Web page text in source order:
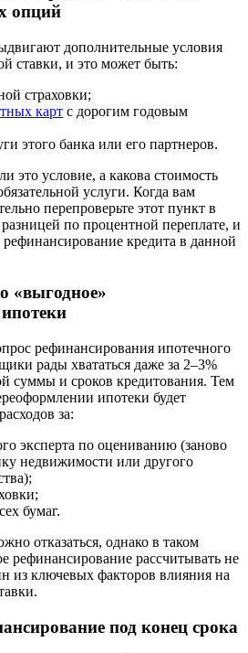
опций
дополнительные условия
ставки, и это может быть:
страховки;
карт с дорогим годовым
этого банка или его партнеров.
это условие, а какова стоимость
услуги. Когда вам
перепроверьте этот пункт в
разницей по процентной переплате, и
кредита в данной
«выгодное»
рефинансирования ипотечного
рады хвататься даже за 2–3%
суммы и сроков кредитования. Тем
ипотеки будет
за:
эксперта по оцениванию (заново
недвижимости или другого
бумаг.
отказаться, однако в таком
рефинансирование рассчитывать не
из ключевых факторов влияния на
под конец срока